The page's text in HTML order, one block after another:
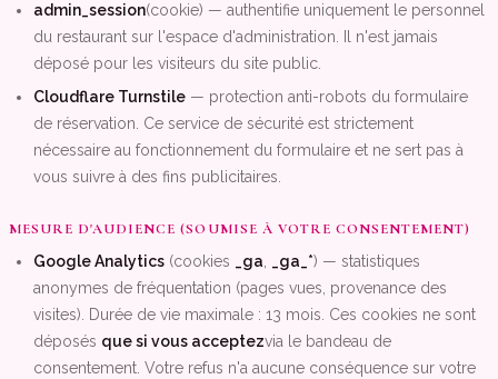
admin_session(cookie) — authentifie uniquement le personnel
du restaurant sur l'espace d'administration. Il n'est jamais
déposé pour les visiteurs du site public.
Cloudflare Turnstile — protection anti-robots du formulaire
de réservation. Ce service de sécurité est strictement
nécessaire au fonctionnement du formulaire et ne sert pas à
vous suivre à des fins publicitaires.
MESURE D'AUDIENCE (SOUMISE À VOTRE CONSENTEMENT)
Google Analytics (cookies _ga, _ga_*) — statistiques
anonymes de fréquentation (pages vues, provenance des
visites). Durée de vie maximale : 13 mois. Ces cookies ne sont
déposés que si vous acceptezvia le bandeau de
consentement. Votre refus n'a aucune conséquence sur votre